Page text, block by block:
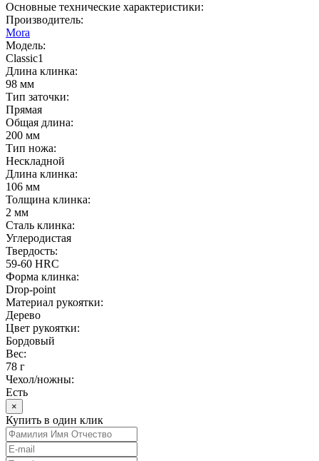
Основные технические характеристики:
Производитель:
Mora
Модель:
Classic1
Длина клинка:
98 мм
Тип заточки:
Прямая
Общая длина:
200 мм
Тип ножа:
Нескладной
Длина клинка:
106 мм
Толщина клинка:
2 мм
Сталь клинка:
Углеродистая
Твердость:
59-60 HRC
Форма клинка:
Drop-point
Материал рукоятки:
Дерево
Цвет рукоятки:
Бордовый
Вес:
78 г
Чехол/ножны:
Есть
×
Купить в один клик